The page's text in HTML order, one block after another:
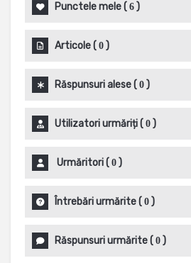
Punctele mele( 6 )
Articole( 0 )
Răspunsuri alese( 0 )
Utilizatori urmăriți( 0 )
Urmăritori( 0 )
Întrebări urmărite( 0 )
Răspunsuri urmărite( 0 )